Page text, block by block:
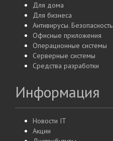
Для дома
Для бизнеса
Антивирусы. Безопасность
Офисные приложения
Операционные системы
Серверные системы
Средства разработки
Информация
Новости IT
Акции